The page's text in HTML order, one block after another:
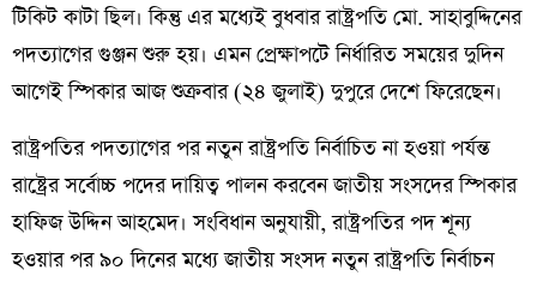
টিকিট কাটা ছিল। কিন্তু এর মধ্যেই বুধবার রাষ্ট্রপতি মো. সাহাবুদ্দিনের
পদত্যাগের গুঞ্জন শুরু হয়। এমন প্রেক্ষাপটে নির্ধারিত সময়ের দুদিন
আগেই স্পিকার আজ শুক্রবার (২৪ জুলাই) দুপুরে দেশে ফিরেছেন।
রাষ্ট্রপতির পদত্যাগের পর নতুন রাষ্ট্রপতি নির্বাচিত না হওয়া পর্যন্ত
রাষ্ট্রের সর্বোচ্চ পদের দায়িত্ব পালন করবেন জাতীয় সংসদের স্পিকার
হাফিজ উদ্দিন আহমেদ। সংবিধান অনুযায়ী, রাষ্ট্রপতির পদ শূন্য
হওয়ার পর ৯০ দিনের মধ্যে জাতীয় সংসদ নতুন রাষ্ট্রপতি নির্বাচন